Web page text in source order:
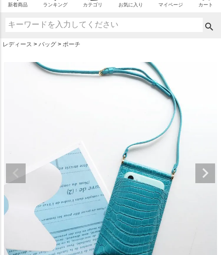
新着商品 ランキング カテゴリ お気に入り マイページ カート
レディース バッグ ポーチ